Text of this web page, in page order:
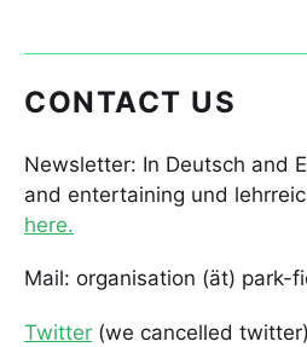
CONTACT US
Newsletter: In Deutsch and
and entertaining und
here.
Mail: organisation (ät) park-
Twitter (we cancelled twitter)